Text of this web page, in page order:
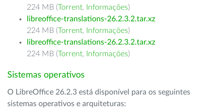
224 MB (Torrent, Informações)
libreoffice-translations-26.2.3.2.tar.xz
224 MB (Torrent, Informações)
libreoffice-translations-26.2.3.2.tar.xz
224 MB (Torrent, Informações)
Sistemas operativos
O LibreOffice 26.2.3 está disponível para os seguintes
sistemas operativos e arquiteturas: